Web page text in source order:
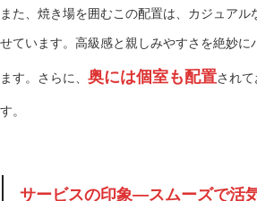
また、焼き場を囲むこの配置は、カジュア
せています。高級感と親しみやすさを絶妙
ます。さらに、 奥には個室も配置され
す。
サービスの印象—スムーズで活